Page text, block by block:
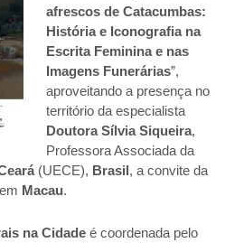
afrescos de Catacumbas:
História e Iconografia na
Escrita Feminina e nas
Imagens Funerárias”,
aproveitando a presença no
território da especialista
Doutora Sílvia Siqueira,
Professora Associada da
(UECE), Brasil, a convite da
em Macau.
na Cidade é coordenada pelo